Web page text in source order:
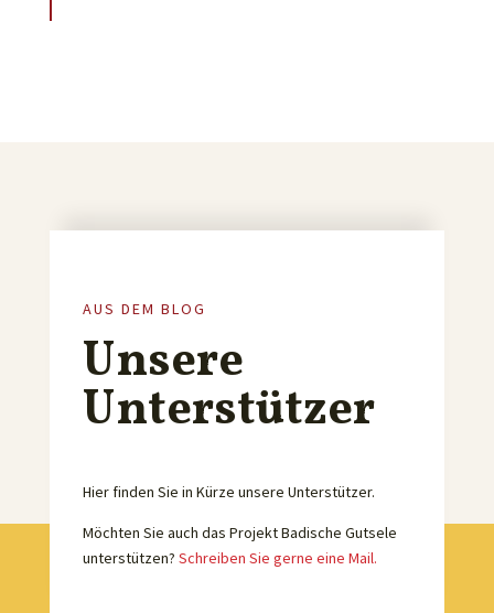
AUS DEM BLOG
Unsere
Unterstützer
Hier finden Sie in Kürze unsere Unterstützer.
Möchten Sie auch das Projekt Badische Gutsele
unterstützen? Schreiben Sie gerne eine Mail.